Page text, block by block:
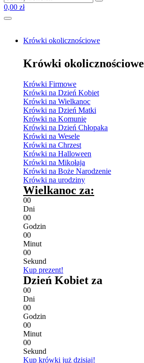
0,00 zł
Krówki okolicznościowe
Krówki okolicznościowe
Krówki Firmowe
Krówki na Dzień Kobiet
Krówki na Wielkanoc
Krówki na Dzień Matki
Krówki na Komunię
Krówki na Dzień Chłopaka
Krówki na Wesele
Krówki na Chrzest
Krówki na Halloween
Krówki na Mikołaja
Krówki na Boże Narodzenie
Krówki na urodziny
Wielkanoc za:
00
Dni
00
Godzin
00
Minut
00
Sekund
Kup prezent!
Dzień Kobiet za
00
Dni
00
Godzin
00
Minut
00
Sekund
Kup krówki już dzisiaj!